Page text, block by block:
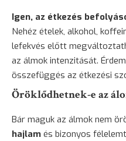
Igen, az étkezés
Nehéz ételek, alkohol,
lefekvés előtt
az álmok intenzitását.
összefüggés az étkezési
Öröklődhetnek-e az
Bár maguk az álmok nem
hajlam és bizonyos